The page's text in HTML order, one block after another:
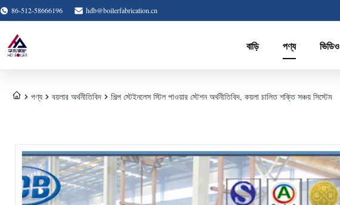
86-512-58666196 hdb@boilerfabrication.cn
বাড়ি পণ্য ভিডিও
পণ্য বয়লার অর্থনীতিবিদ শিল্প স্টেইনলেস স্টিল পাওয়ার স্টেশন অর্থনীতিবিদ, কয়লা চালিত শক্তি সঞ্চয় সিস্টেম